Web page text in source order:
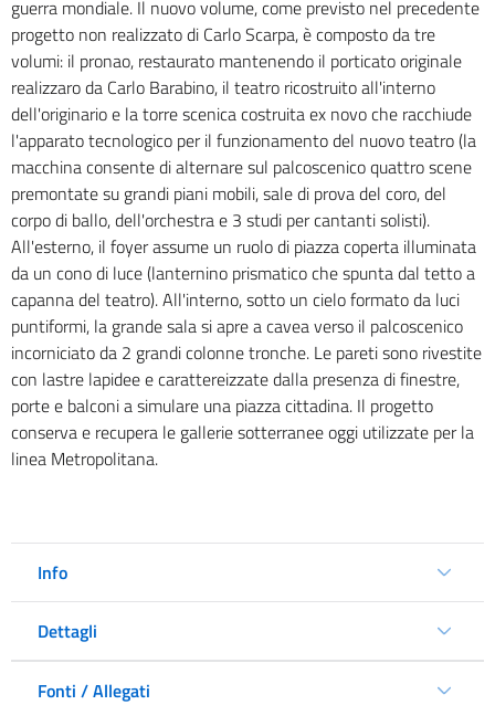
guerra mondiale. Il nuovo volume, come previsto nel precedente
progetto non realizzato di Carlo Scarpa, è composto da tre
volumi: il pronao, restaurato mantenendo il porticato originale
realizzaro da Carlo Barabino, il teatro ricostruito all'interno
dell'originario e la torre scenica costruita ex novo che racchiude
l'apparato tecnologico per il funzionamento del nuovo teatro (la
macchina consente di alternare sul palcoscenico quattro scene
premontate su grandi piani mobili, sale di prova del coro, del
corpo di ballo, dell'orchestra e 3 studi per cantanti solisti).
All'esterno, il foyer assume un ruolo di piazza coperta illuminata
da un cono di luce (lanternino prismatico che spunta dal tetto a
capanna del teatro). All'interno, sotto un cielo formato da luci
puntiformi, la grande sala si apre a cavea verso il palcoscenico
incorniciato da 2 grandi colonne tronche. Le pareti sono rivestite
con lastre lapidee e carattereizzate dalla presenza di finestre,
porte e balconi a simulare una piazza cittadina. Il progetto
conserva e recupera le gallerie sotterranee oggi utilizzate per la
linea Metropolitana.
Info
Dettagli
Fonti / Allegati